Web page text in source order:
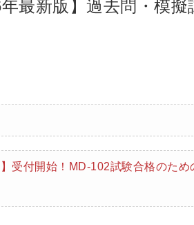
最新版】過去問・模擬
受付開始！MD-102試験合格のた